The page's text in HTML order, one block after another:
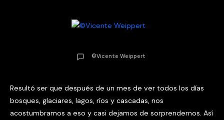
©Vicente Weippert
Resultó ser que después de un mes de ver todos los días
bosques, glaciares, lagos, ríos y cascadas, nos
acostumbramos a eso y casi dejamos de sorprendernos. Así